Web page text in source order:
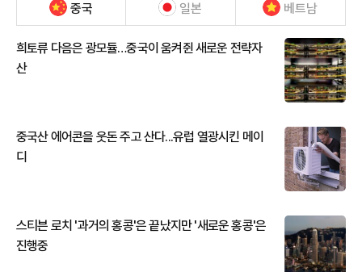
중국 일본 베트남
희토류 다음은 광모듈…중국이 움켜쥔 새로운 전략자
산
중국산 에어콘을 웃돈 주고 산다...유럽 열광시킨 메이
디
스티븐 로치 '과거의 홍콩'은 끝났지만 '새로운 홍콩'은
진행중